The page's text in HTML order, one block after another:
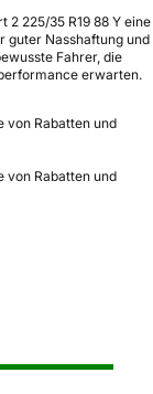
2 225/35 R19 88 Y eine
guter Nasshaftung und
Fahrer, die
erwarten.
von Rabatten und
von Rabatten und